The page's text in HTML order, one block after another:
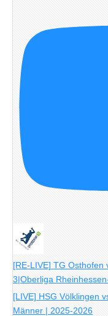
[RE-LIVE] TG
3|Oberliga
[LIVE] HSG Völklingen
Männer | 2025-2026